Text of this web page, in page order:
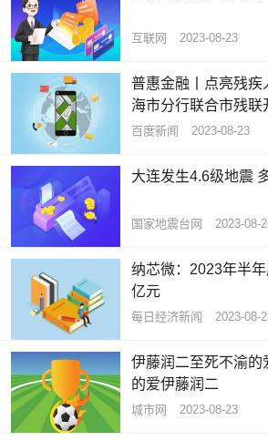
互联网 2023-08-23
普惠金融丨点亮残疾
海市分行联合市残联
项行动
百度新闻 2023-08-23
大连发生4.6级地震
国家地震台网 2023-08-
纳芯微：2023年半
亿元
每日经济新闻 2023-08-
伊藤润二至死不渝的
的爱伊藤润二
城市网 2023-08-23